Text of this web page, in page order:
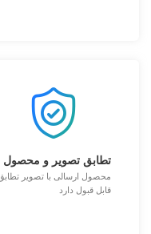
تطابق تصویر و محصول
محصول ارسالی با تصویر تطابق
قابل قبول دارد